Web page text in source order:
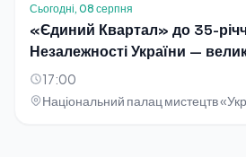
Сьогодні, 08 серпня
«Єдиний Квартал» до 35-
Незалежності України —
благодійний концерт-
17:00
Національний палац мистецтв